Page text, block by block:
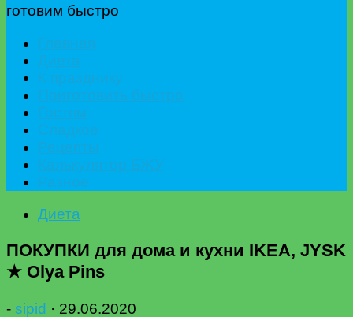
готовим быстро
Диета
ПОКУПКИ для дома и кухни IKEA, JYSK
★ Olya Pins
- sipid · 29.06.2020